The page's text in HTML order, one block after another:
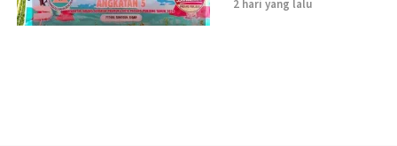
2 hari yang lalu